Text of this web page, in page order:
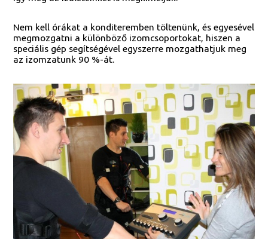
Nem kell órákat a konditeremben töltenünk, és egyesével
megmozgatni a különböző izomcsoportokat, hiszen a
speciális gép segítségével egyszerre mozgathatjuk meg
az izomzatunk 90 %-át.